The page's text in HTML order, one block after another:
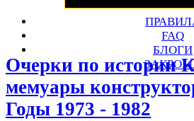
FAQ
БЛОГИ
Очерки по истории
мемуары
Годы 1973 - 1982